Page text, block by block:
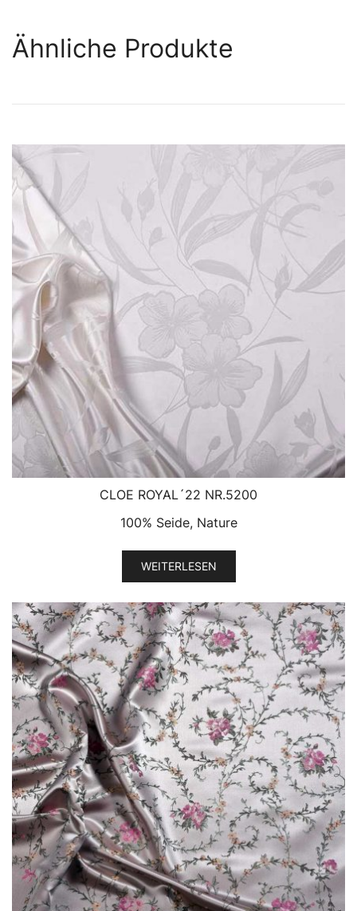
Ähnliche Produkte
CLOE ROYAL´22 NR.5200
100% Seide, Nature
WEITERLESEN